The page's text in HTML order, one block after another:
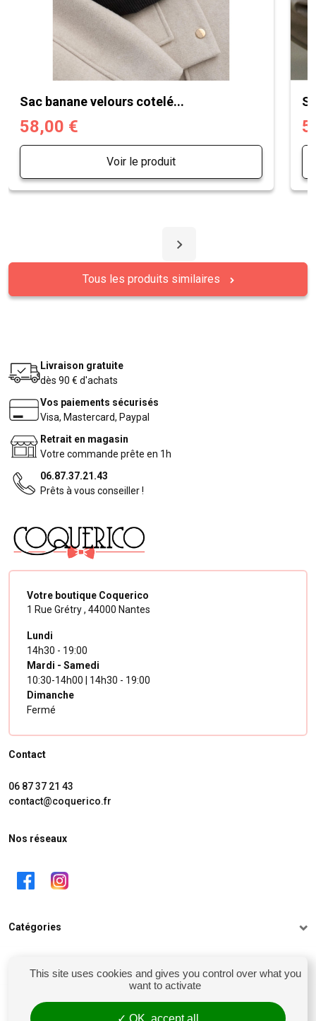
Sac banane velours cotelé...
58,00 €
Voir le produit
Tous les produits similaires
Livraison gratuite
dès 90 € d'achats
Vos paiements sécurisés
Visa, Mastercard, Paypal
Retrait en magasin
Votre commande prête en 1h
06.87.37.21.43
Prêts à vous conseiller !
Votre boutique Coquerico
1 Rue Grétry , 44000 Nantes
Lundi
14h30 - 19:00
Mardi - Samedi
10:30-14h00 | 14h30 - 19:00
Dimanche
Fermé
Contact
06 87 37 21 43
contact@coquerico.fr
Nos réseaux
Catégories
Mon compte
This site uses cookies and gives you control over what you
want to activate
OK, accept all